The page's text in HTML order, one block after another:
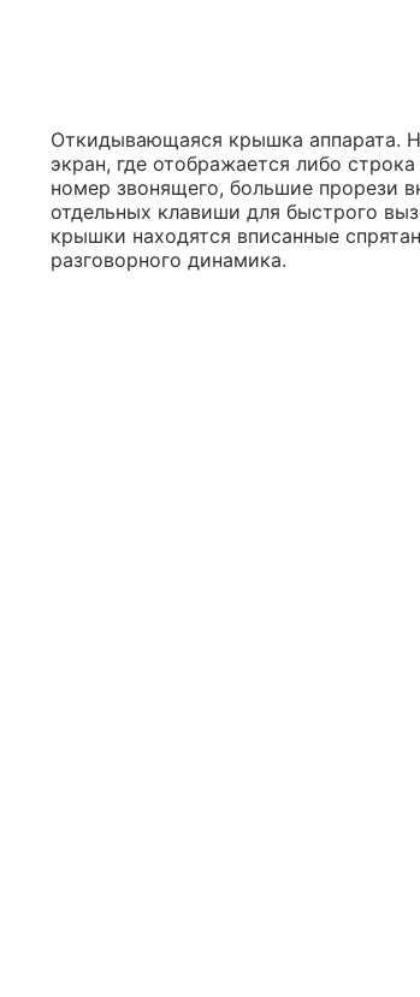
Откидывающаяся крышка аппарата.
экран, где отображается либо
номер звонящего, большие прорези
отдельных клавиши для быстрого
крышки находятся вписанные
разговорного динамика.